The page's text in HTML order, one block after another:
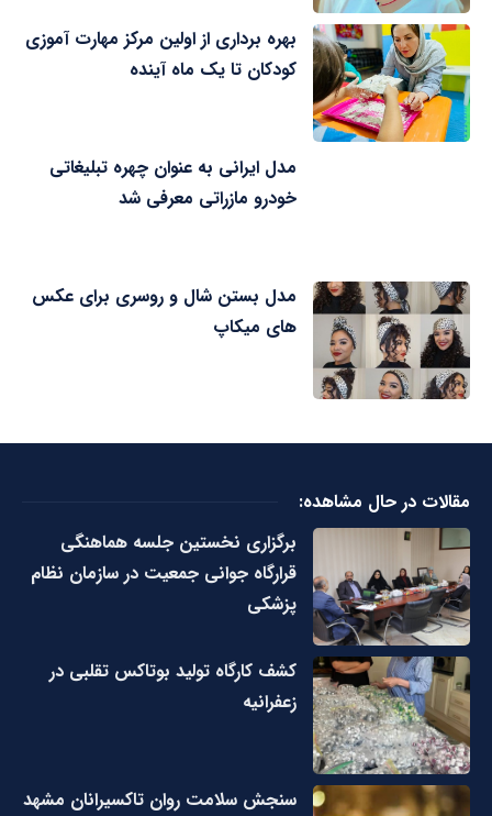
بهره برداری از اولین مرکز مهارت آموزی
کودکان تا یک ماه آینده
مدل ایرانی به عنوان چهره تبلیغاتی
خودرو مازراتی معرفی شد
مدل بستن شال و روسری برای عکس
های میکاپ
مقالات در حال مشاهده:
برگزاری نخستین جلسه هماهنگی
قرارگاه جوانی جمعیت در سازمان نظام
پزشکی
کشف کارگاه تولید بوتاکس تقلبی در
زعفرانیه
سنجش سلامت روان تاکسیرانان مشهد